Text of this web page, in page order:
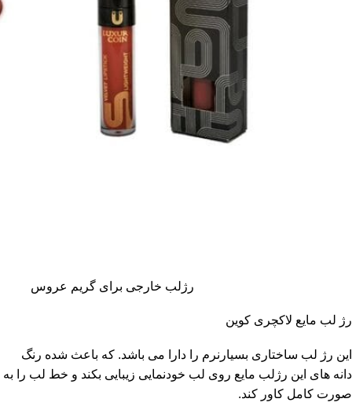
رژلب خارجی برای گریم عروس
رژ لب مایع لاکچری کوین
این رژ لب ساختاری بسیارنرم را دارا می باشد. که باعث شده رنگ
دانه های این رژلب مایع روی لب خودنمایی زیبایی بکند و خط لب را به
صورت کامل کاور کند.